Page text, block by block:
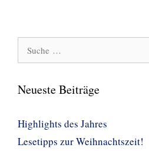
Neueste Beiträge
Highlights des Jahres
Lesetipps zur Weihnachtszeit!